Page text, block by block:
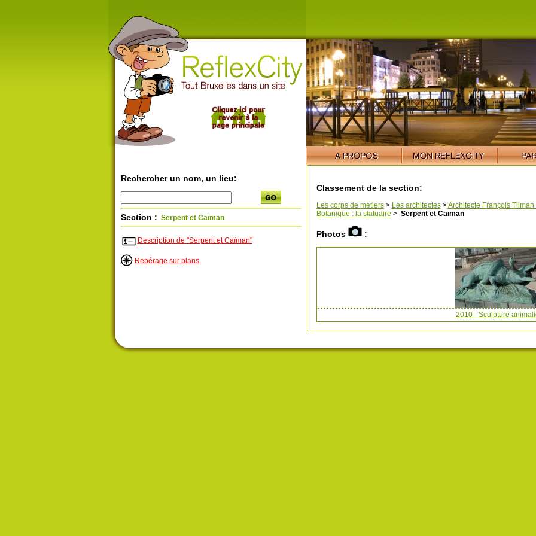
Rechercher un nom, un lieu:
Section : Serpent et Caïman
Description de "Serpent et Caïman"
Repérage sur plans
Classement de la section:
Les corps de métiers> Les architectes>Architecte François Tilman
Botanique : la statuaire > Serpent et Caïman
Photos :
2010 - Sculpture